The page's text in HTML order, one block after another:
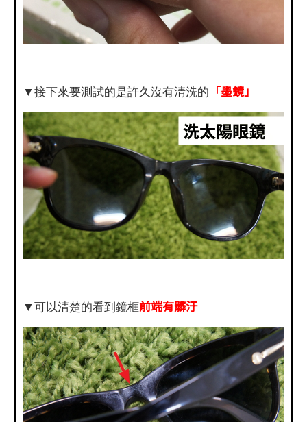
▼接下來要測試的是許久沒有清洗的 「墨鏡」
▼可以清楚的看到鏡框前端有髒汙